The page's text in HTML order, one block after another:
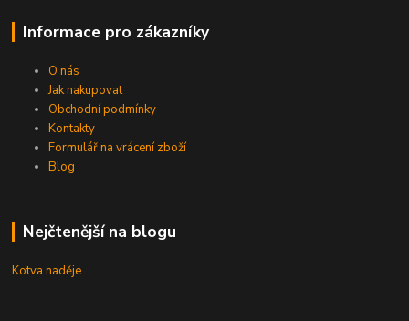
Informace pro zákazníky
O nás
Jak nakupovat
Obchodní podmínky
Kontakty
Formulář na vrácení zboží
Blog
Nejčtenější na blogu
Kotva naděje